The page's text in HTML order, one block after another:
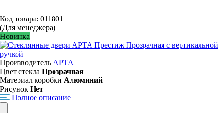
Код товара: 011801
(Для менеджера)
Новинка
Производитель АРТА
Цвет стекла Прозрачная
Материал коробки Алюминий
Рисунок Нет
Полное описание